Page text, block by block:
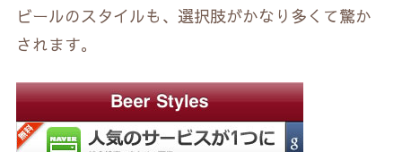
ビールのスタイルも、選択肢がかなり多くて驚か
されます。